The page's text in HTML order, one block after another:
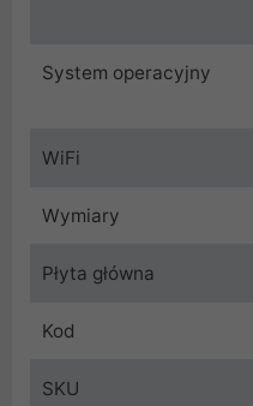
System operacyjny
WiFi
Wymiary
Płyta główna
Kod
SKU